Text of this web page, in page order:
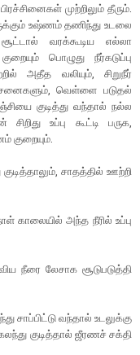
முற்றிலும் தீரும்.
உஷ்ணம் தணிந்து உடலை
வரக்கூடிய எல்லா
பொழுது நீர்கடுப்பு
அதீத வலியும், சிறுநீர்
வெள்ளை படுதல்
குடித்து வந்தால் நல்ல
உப்பு கூட்டி பருக,
குறையும்.
குடித்தாலும், சாதத்தில் ஊற்றி
காலையில் அந்த நீரில் உப்பு
நீரை லேசாக சூடுபடுத்தி
சாப்பிட்டு வந்தால் உடலுக்கு
குடித்தால் ஜீரணச் சக்தி